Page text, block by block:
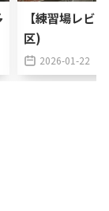
【練習場レビ
区)
2026-01-22